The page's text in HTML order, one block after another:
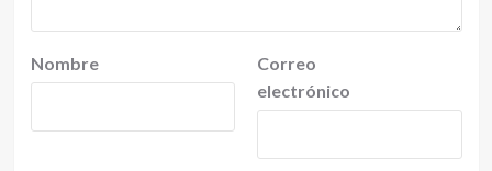
Nombre
Correo
electrónico